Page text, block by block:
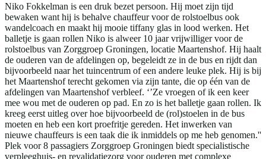
Niko Fokkelman is een druk bezet persoon. Hij moet zijn tijd
bewaken want hij is behalve chauffeur voor de rolstoelbus ook
wandelcoach en maakt hij mooie tiffany glas in lood werken. Het
balletje is gaan rollen Niko is alweer 10 jaar vrijwilliger voor de
rolstoelbus van Zorggroep Groningen, locatie Maartenshof. Hij haalt
de ouderen van de afdelingen op, begeleidt ze in de bus en rijdt dan
bijvoorbeeld naar het tuincentrum of een andere leuke plek. Hij is bij
het Maartenshof terecht gekomen via zijn tante, die op één van de
afdelingen van Maartenshof verbleef. ‘’Ze vroegen of ik een keer
mee wou met de ouderen op pad. En zo is het balletje gaan rollen. Ik
kreeg eerst uitleg over hoe bijvoorbeeld de (rol)stoelen in de bus
moeten en heb een kort proefritje gereden. Het inwerken van
nieuwe chauffeurs is een taak die ik inmiddels op me heb genomen.''
Plek voor 8 passagiers Zorggroep Groningen biedt specialistische
verpleeghuis- en revalidatiezorg voor ouderen met complexe